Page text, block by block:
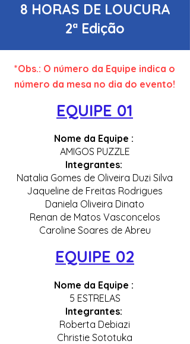
8 HORAS DE LOUCURA
2ª Edição
*Obs.: O número da Equipe indica o
número da mesa no dia do evento!
EQUIPE 01
Nome da Equipe :
AMIGOS PUZZLE
Integrantes:
Natalia Gomes de Oliveira Duzi Silva
Jaqueline de Freitas Rodrigues
Daniela Oliveira Dinato
Renan de Matos Vasconcelos
Caroline Soares de Abreu
EQUIPE 02
Nome da Equipe :
5 ESTRELAS
Integrantes:
Roberta Debiazi
Christie Sototuka